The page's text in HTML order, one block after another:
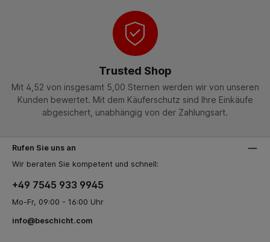
Trusted Shop
Mit 4,52 von insgesamt 5,00 Sternen werden wir von unseren
Kunden bewertet. Mit dem Käuferschutz sind Ihre Einkäufe
abgesichert, unabhängig von der Zahlungsart.
Rufen Sie uns an
Wir beraten Sie kompetent und schnell:
+49 7545 933 9945
Mo-Fr, 09:00 - 16:00 Uhr
info@beschicht.com